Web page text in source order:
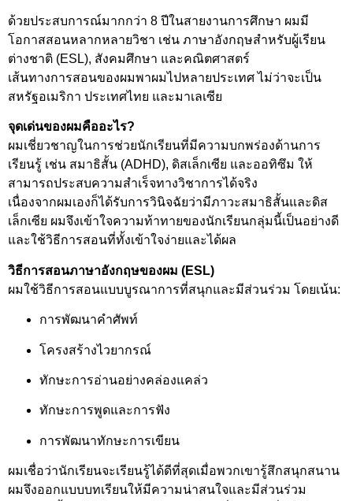
ด้วยประสบการณ์มากกว่า 8 ปีในสายงานการศึกษา ผมมี
โอกาสสอนหลากหลายวิชา เช่น ภาษาอังกฤษสำหรับผู้เรียน
ต่างชาติ (ESL), สังคมศึกษา และคณิตศาสตร์
เส้นทางการสอนของผมพาผมไปหลายประเทศ ไม่ว่าจะเป็น
สหรัฐอเมริกา ประเทศไทย และมาเลเซีย
จุดเด่นของผมคืออะไร?
ผมเชี่ยวชาญในการช่วยนักเรียนที่มีความบกพร่องด้านการ
เรียนรู้ เช่น สมาธิสั้น (ADHD), ดิสเล็กเซีย และออทิซึม ให้
สามารถประสบความสำเร็จทางวิชาการได้จริง
เนื่องจากผมเองก็ได้รับการวินิจฉัยว่ามีภาวะสมาธิสั้นและดิส
เล็กเซีย ผมจึงเข้าใจความท้าทายของนักเรียนกลุ่มนี้เป็นอย่างดี
และใช้วิธีการสอนที่ทั้งเข้าใจง่ายและได้ผล
วิธีการสอนภาษาอังกฤษของผม (ESL)
ผมใช้วิธีการสอนแบบบูรณาการที่สนุกและมีส่วนร่วม โดยเน้น:
การพัฒนาคำศัพท์
โครงสร้างไวยากรณ์
ทักษะการอ่านอย่างคล่องแคล่ว
ทักษะการพูดและการฟัง
การพัฒนาทักษะการเขียน
ผมเชื่อว่านักเรียนจะเรียนรู้ได้ดีที่สุดเมื่อพวกเขารู้สึกสนุกสนาน
ผมจึงออกแบบบทเรียนให้มีความน่าสนใจและมีส่วนร่วม